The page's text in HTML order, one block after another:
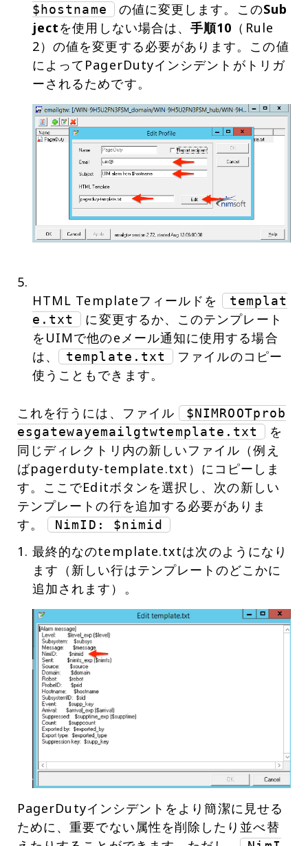
$hostname
の値に変更します。このSub
jectを使用しない場合は、手順10 （Rule
2）の値を変更する必要があります。この値
によってPagerDutyインシデントがトリガ
HTML Templateフィールドを
templat
e.txt
に変更するか、このテンプレート
をUIMで他のeメール通知に使用する場合
は、 template.txt
ファイルのコピー
使うこともできます。
これを行うには、ファイル $NIMROOTprob
esgatewayemailgtwtemplate.txt
を
同じディレクトリ内の新しいファイル（例え
ばpagerduty-template.txt）にコピーしま
す。ここでEditボタンを選択し、次の新しい
テンプレートの行を追加する必要がありま
す。 NimID: $nimid
最終的なのtemplate.txtは次のようになり
ます（新しい行はテンプレートのどこかに
PagerDutyインシデントをより簡潔に見せる
ために、重要でない属性を削除したり並べ替